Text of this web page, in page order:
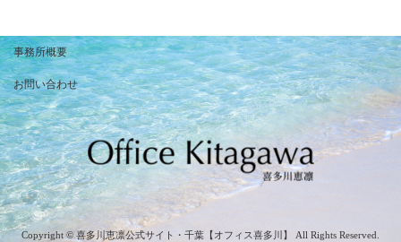
事務所概要
お問い合わせ
Copyright © 喜多川恵凛公式サイト・千葉【オフィス喜多川】 All Rights Reserved.